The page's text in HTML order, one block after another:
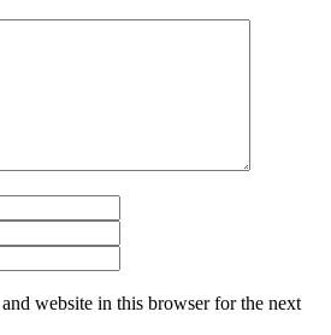
website in this browser for the next